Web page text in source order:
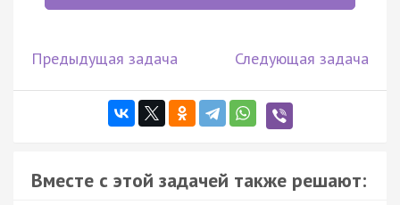
Предыдущая задача Следующая задача
Вместе с этой задачей также решают: